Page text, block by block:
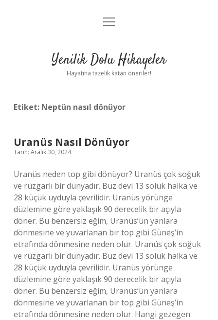
Anasayfa
Yasal Uyarı
menüyü
Yenilik Dolu Hikayeler
Hayatına tazelik katan öneriler!
Etiket: Neptün nasıl dönüyor
Uranüs Nasıl Dönüyor
Tarih: Aralık 30, 2024
Uranüs neden top gibi dönüyor? Uranüs çok soğuk
ve rüzgarlı bir dünyadır. Buz devi 13 soluk halka ve
28 küçük uyduyla çevrilidir. Uranüs yörünge
düzlemine göre yaklaşık 90 derecelik bir açıyla
döner. Bu benzersiz eğim, Uranüs’ün yanlara
dönmesine ve yuvarlanan bir top gibi Güneş’in
etrafında dönmesine neden olur. Uranüs çok soğuk
ve rüzgarlı bir dünyadır. Buz devi 13 soluk halka ve
28 küçük uyduyla çevrilidir. Uranüs yörünge
düzlemine göre yaklaşık 90 derecelik bir açıyla
döner. Bu benzersiz eğim, Uranüs’ün yanlara
dönmesine ve yuvarlanan bir top gibi Güneş’in
etrafında dönmesine neden olur. Hangi gezegen